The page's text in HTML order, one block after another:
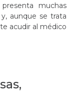
muchas
aunque se trata
acudir al médico